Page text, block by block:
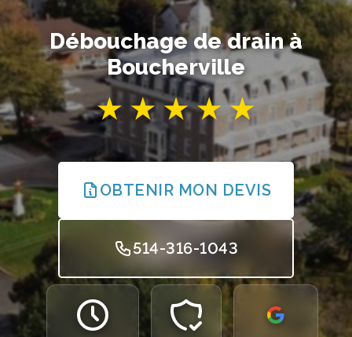
Débouchage de drain à
Boucherville
OBTENIR MON DEVIS
514-316-1043